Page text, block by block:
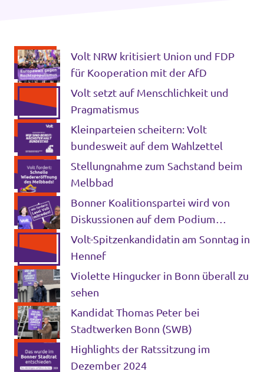
Volt NRW kritisiert Union und FDP
für Kooperation mit der AfD
Volt setzt auf Menschlichkeit und
Pragmatismus
Kleinparteien scheitern: Volt
bundesweit auf dem Wahlzettel
Stellungnahme zum Sachstand beim
Melbbad
Bonner Koalitionspartei wird von
Diskussionen auf dem Podium
ausgeschlossen
Volt-Spitzenkandidatin am Sonntag in
Hennef
Violette Hingucker in Bonn überall zu
sehen
Kandidat Thomas Peter bei
Stadtwerken Bonn (SWB)
Highlights der Ratssitzung im
Dezember 2024